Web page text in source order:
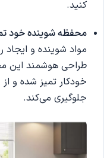
کنید.
محفظه شوینده خود
مواد شوینده و
طراحی هوشمند این
خودکار تمیز شده و
جلوگیری می‌کند.